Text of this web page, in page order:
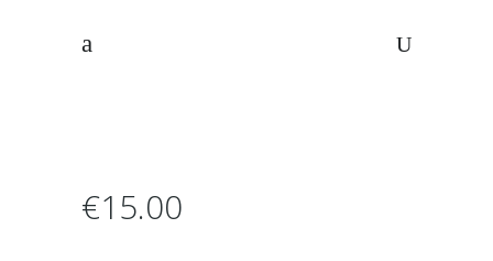
€15.00